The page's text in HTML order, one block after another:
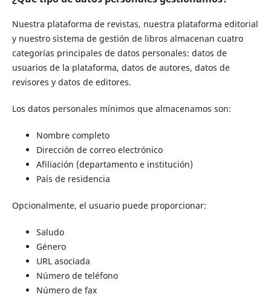
Nuestra plataforma de revistas, nuestra plataforma editorial
y nuestro sistema de gestión de libros almacenan cuatro
categorías principales de datos personales: datos de
usuarios de la plataforma, datos de autores, datos de
revisores y datos de editores.
Los datos personales mínimos que almacenamos son:
Nombre completo
Dirección de correo electrónico
Afiliación (departamento e institución)
País de residencia
Opcionalmente, el usuario puede proporcionar:
Saludo
Género
URL asociada
Número de teléfono
Número de fax